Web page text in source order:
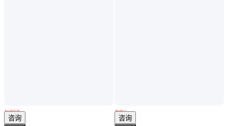
￥ 1 .00万/件
广东深圳
咨询
￥6 .00/个
河北衡水
咨询